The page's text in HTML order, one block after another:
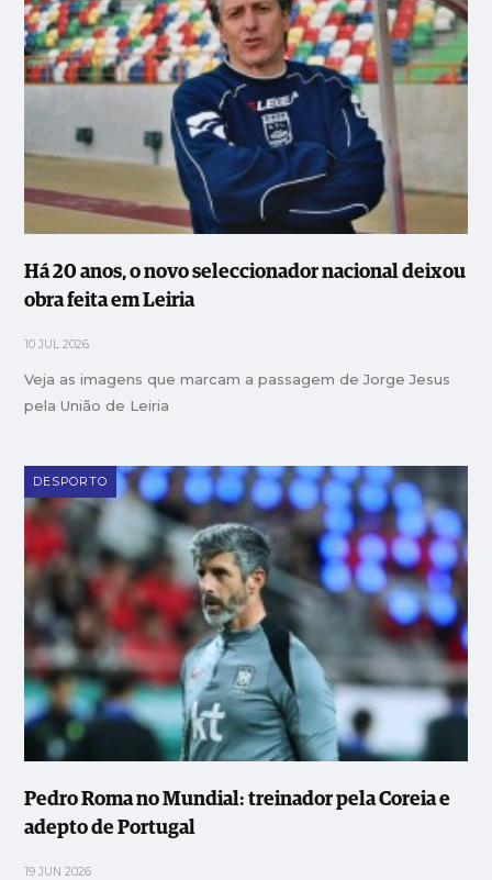
Há 20 anos, o novo seleccionador nacional deixou
obra feita em Leiria
10 JUL 2026
Veja as imagens que marcam a passagem de Jorge Jesus
pela União de Leiria
DESPORTO
Pedro Roma no Mundial: treinador pela Coreia e
adepto de Portugal
19 JUN 2026